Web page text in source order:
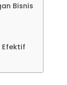
Bisnis
Efektif